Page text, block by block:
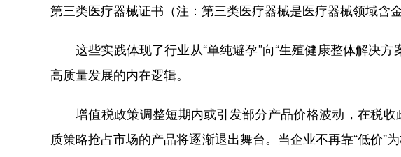
第三类医疗器械证书（注：第三类医疗器械是医疗器械领域含
这些实践体现了行业从“单纯避孕”向“生殖健康整体解决
高质量发展的内在逻辑。
增值税政策调整短期内或引发部分产品价格波动，在税
质策略抢占市场的产品将逐渐退出舞台。当企业不再靠“低价”